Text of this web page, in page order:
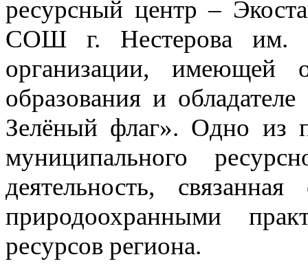
ресурсный центр –
СОШ г. Нестерова им.
организации, имеющей
образования и
Зелёный флаг». Одно из
муниципального
деятельность,
природоохранными
ресурсов региона.